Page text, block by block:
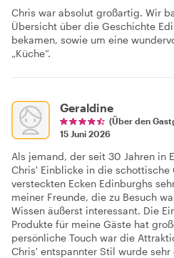
Chris war absolut großartig. Wir
Übersicht über die Geschichte
bekamen, sowie um eine
„Küche“.
Geraldine
(Über den
15 Juni 2026
Als jemand, der seit 30 Jahren in
Chris' Einblicke in die schottische
versteckten Ecken Edinburghs
meiner Freunde, die zu Besuch
Wissen äußerst interessant. Die
Produkte für meine Gäste hat
persönliche Touch war die
Chris' entspannter Stil wurde sehr